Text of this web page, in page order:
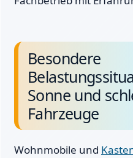
Besondere
Sonne und
Fahrzeuge
Wohnmobile und